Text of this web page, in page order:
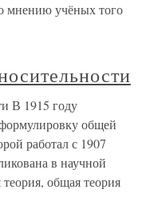
мнению учёных того
В 1915 году
общей
работал с 1907
в научной
общая теория